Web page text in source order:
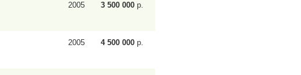
2005 3 500 000 р.
2005 4 500 000 р.